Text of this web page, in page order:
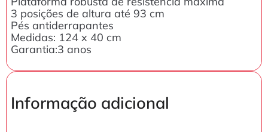
3 posições de altura até 93 cm
Pés antiderrapantes
Medidas: 124 x 40 cm
Garantia:3 anos
Informação adicional